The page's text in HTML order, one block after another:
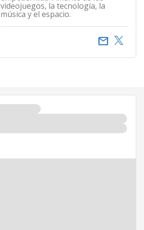
videojuegos, la tecnología, la
música y el espacio.
email